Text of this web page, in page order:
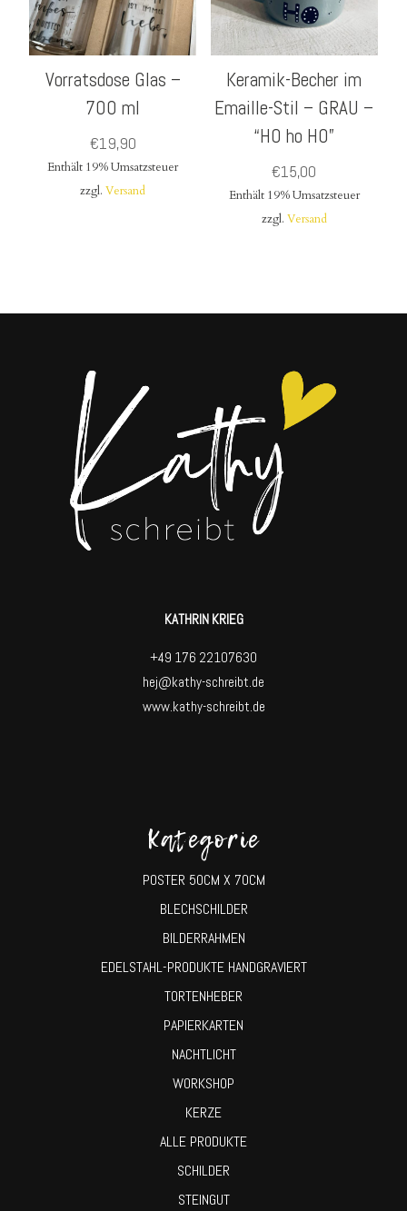
Vorratsdose Glas –
700 ml
€19,90
Enthält 19% Umsatzsteuer
zzgl.Versand
Keramik-Becher im
Emaille-Stil – GRAU –
“HO ho HO”
€15,00
Enthält 19% Umsatzsteuer
zzgl. Versand
KATHRIN KRIEG
+49 176 22107630
hej@kathy-schreibt.de
www.kathy-schreibt.de
Kategorie
POSTER 50CM X 70CM
BLECHSCHILDER
BILDERRAHMEN
EDELSTAHL-PRODUKTE HANDGRAVIERT
TORTENHEBER
PAPIERKARTEN
NACHTLICHT
WORKSHOP
KERZE
ALLE PRODUKTE
SCHILDER
STEINGUT